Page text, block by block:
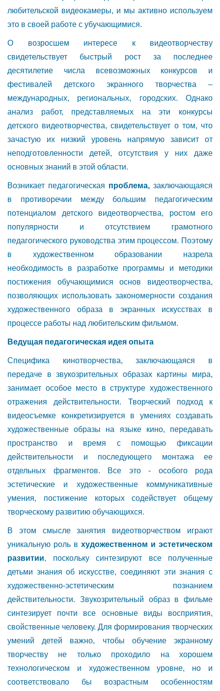
любительской видеокамеры, и мы активно используем
это в своей работе с убучающимися.
О возросшем интересе к видеотворчеству
свидетельствует быстрый рост за последнее
десятилетие числа всевозможных конкурсов и
фестивалей детского экранного творчества –
международных, региональных, городских. Однако
анализ работ, представляемых на эти конкурсы
детского видеотворчества, свидетельствует о том, что
зачастую их низкий уровень напрямую зависит от
неподготовленности детей, отсутствия у них даже
основных знаний в этой области.
Возникает педагогическая проблема, заключающаяся
в противоречии между большим педагогическим
потенциалом детского видеотворчества, ростом его
популярности и отсутствием грамотного
педагогического руководства этим процессом. Поэтому
в художественном образовании назрела
необходимость в разработке программы и методики
постижения обучающимися основ видеотворчества,
позволяющих использовать закономерности создания
художественного образа в экранных искусствах в
процессе работы над любительским фильмом.
Ведущая педагогическая идея опыта
Специфика кинотворчества, заключающаяся в
передаче в звукозрительных образах картины мира,
занимает особое место в структуре художественного
отражения действительности. Творческий подход к
видеосъемке конкретизируется в умениях создавать
художественные образы на языке кино, передавать
пространство и время с помощью фиксации
действительности и последующего монтажа ее
отдельных фрагментов. Все это - особого рода
эстетические и художественные коммуникативные
умения, постижение которых содействует общему
творческому развитию обучающихся.
В этом смысле занятия видеотворчеством играют
уникальную роль в художественном и эстетическом
развитии, поскольку синтезируют все полученные
детьми знания об искусстве, соединяют эти знания с
художественно-эстетическим познанием
действительности. Звукозрительный образ в фильме
синтезирует почти все основные виды восприятия,
свойственные человеку. Для формирования творческих
умений детей важно, чтобы обучение экранному
творчеству не только проходило на хорошем
технологическом и художественном уровне, но и
соответствовало бы возрастным особенностям